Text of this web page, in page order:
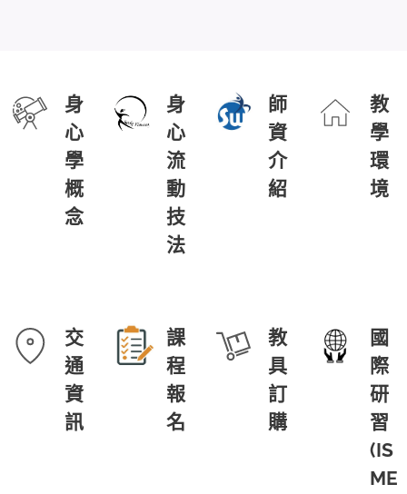
身
心
學
概
念
身
心
流
動
技
法
師
資
介
紹
教
學
環
境
交
通
資
訊
課
程
報
名
教
具
訂
購
國
際
研
習
(IS
ME